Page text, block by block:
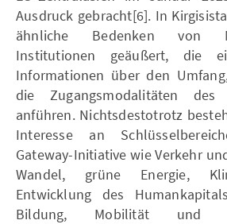
Ausdruck gebracht[6]. In
ähnliche Bedenken von
Institutionen geäußert, die
Informationen über den
die Zugangsmodalitäten des
anführen. Nichtsdestotrotz
Interesse an
Gateway-Initiative wie Verkehr
Wandel, grüne Energie,
Entwicklung des
Bildung, Mobilität und